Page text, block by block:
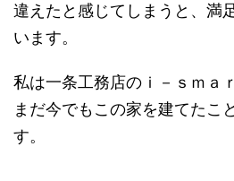
違えたと感じてしまうと、満
います。
私は一条工務店のｉ－ｓｍａ
まだ今でもこの家を建てたこ
す。